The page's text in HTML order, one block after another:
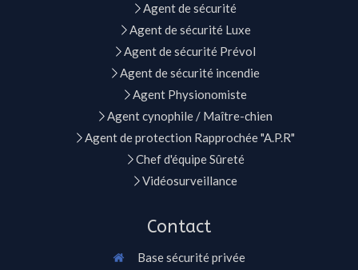
Agent de sécurité
Agent de sécurité Luxe
Agent de sécurité Prévol
Agent de sécurité incendie
Agent Physionomiste
Agent cynophile / Maître-chien
Agent de protection Rapprochée "A.P.R"
Chef d'équipe Sûreté
Vidéosurveillance
Contact
Base sécurité privée